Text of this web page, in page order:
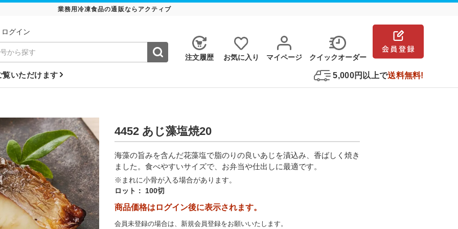
業務用冷凍食品の通販ならアクティブ
ログイン
注⽂履歴 お気に⼊り マイページ クイックオーダー
いただけます 5,000円以上で送料無料!
4452 あじ藻塩焼20
海藻の旨みを含んだ花藻塩で脂のりの良いあじを漬込み、香ばしく焼き
ました。食べやすいサイズで、お弁当や仕出しに最適です。
※まれに小骨が入る場合があります。
ロット： 100切
商品価格はログイン後に表示されます。
会員未登録の場合は、新規会員登録をお願いいたします。